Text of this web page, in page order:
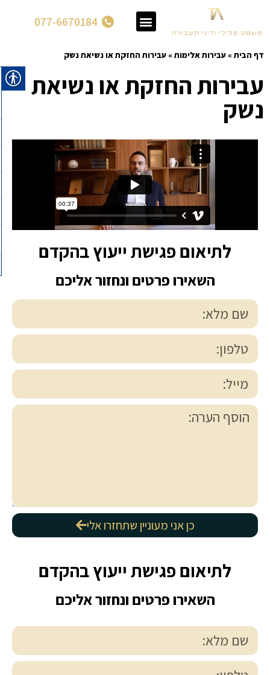
077-6670184
דף הבית » עבירות אלימות » עבירות החזקת או נשיאת נשק
עבירות החזקת או נשיאת
נשק
לתיאום פגישת ייעוץ בהקדם
השאירו פרטים ונחזור אליכם
כן אני מעוניין שתחזרו אלי
לתיאום פגישת ייעוץ בהקדם
השאירו פרטים ונחזור אליכם